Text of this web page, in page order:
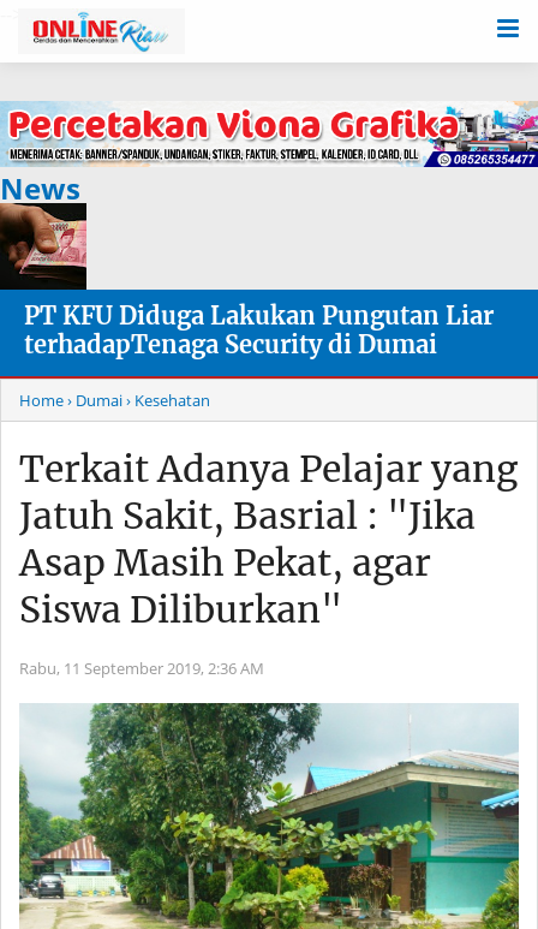
News
PT KFU Diduga Lakukan Pungutan Liar
terhadapTenaga Security di Dumai
Home› Dumai› Kesehatan
Terkait Adanya Pelajar yang
Jatuh Sakit, Basrial : "Jika
Asap Masih Pekat, agar
Siswa Diliburkan"
Rabu, 11 September 2019, 2:36 AM